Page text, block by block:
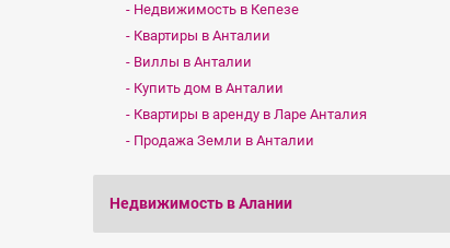
Недвижимость в Кепезе
Квартиры в Анталии
Виллы в Анталии
Купить дом в Анталии
Квартиры в аренду в Ларе Анталия
Продажа Земли в Анталии
Недвижимость в Алании